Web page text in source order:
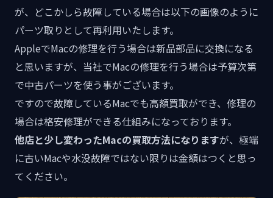
が、どこかしら故障している場合は以下の画像のように
パーツ取りとして再利用いたします。
AppleでMacの修理を行う場合は新品部品に交換になる
と思いますが、当社でMacの修理を行う場合は予算次第
で中古パーツを使う事がございます。
ですので故障しているMacでも高額買取ができ、修理の
場合は格安修理ができる仕組みになっております。
他店と少し変わったMacの買取方法になりますが、極端
に古いMacや水没故障ではない限りは金額はつくと思っ
てください。